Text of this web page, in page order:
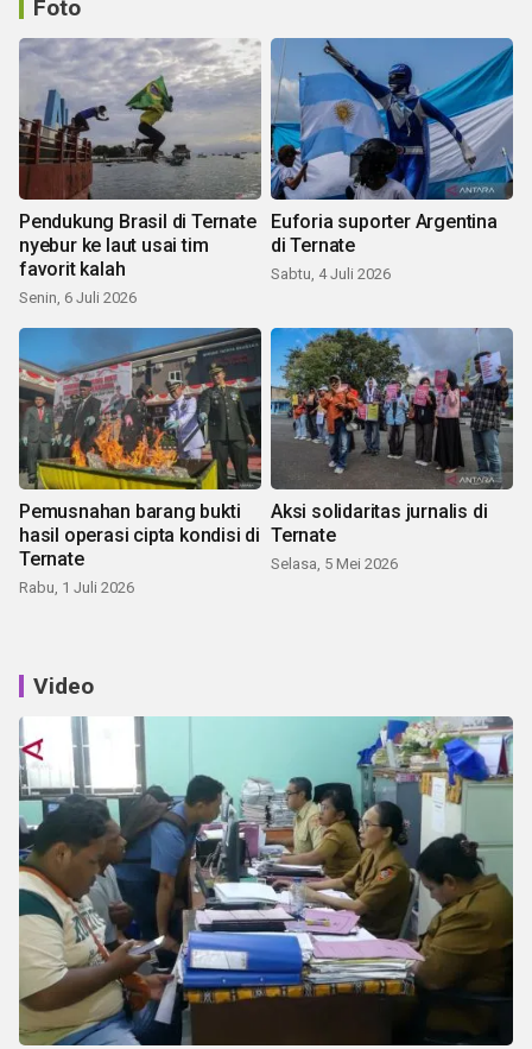
Foto
Pendukung Brasil di Ternate
nyebur ke laut usai tim
favorit kalah
Senin, 6 Juli 2026
Euforia suporter Argentina
di Ternate
Sabtu, 4 Juli 2026
Pemusnahan barang bukti
hasil operasi cipta kondisi di
Ternate
Rabu, 1 Juli 2026
Aksi solidaritas jurnalis di
Ternate
Selasa, 5 Mei 2026
Video